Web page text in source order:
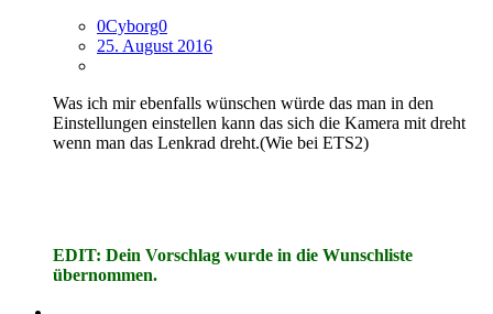
0Cyborg0
25. August 2016
Was ich mir ebenfalls wünschen würde das man in den
Einstellungen einstellen kann das sich die Kamera mit dreht
wenn man das Lenkrad dreht.(Wie bei ETS2)
EDIT: Dein Vorschlag wurde in die Wunschliste
übernommen.